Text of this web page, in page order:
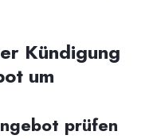
Kündigung
um
prüfen